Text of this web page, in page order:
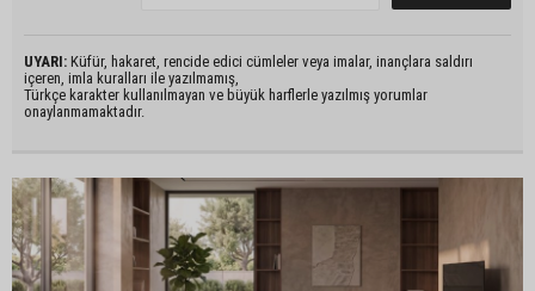
UYARI: Küfür, hakaret, rencide edici cümleler veya imalar, inançlara saldırı
içeren, imla kuralları ile yazılmamış,
Türkçe karakter kullanılmayan ve büyük harflerle yazılmış yorumlar
onaylanmamaktadır.